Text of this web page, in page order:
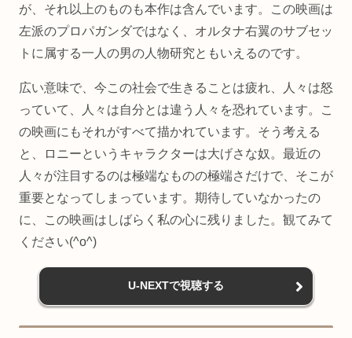
が、それ以上のものも本作は含んでいます。この映画は
左派のプロパガンダではなく、オルタナ右翼のサブセッ
トに属する一人の男の人物研究ともいえるのです。
広い意味で、今この社会で生きることは疲れ、人々は怒
っていて、人々は自分とは違う人々を恐れています。こ
の映画にもそれがすべて描かれています。そう考える
と、ロニーというキャラクターは大げさな奴。最近の
人々が注目するのは極端なものの極端さだけで、そこが
重要となってしまっています。期待していなかったの
に、この映画はしばらく私の心に残りました。観てみて
ください(^o^)
U-NEXTで視聴する